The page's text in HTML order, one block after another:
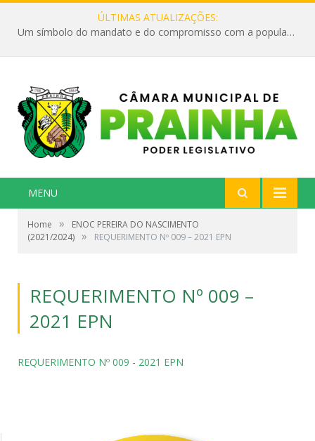
ÚLTIMAS ATUALIZAÇÕES:
Um símbolo do mandato e do compromisso com a população
MENU
Home »
ENOC PEREIRA DO NASCIMENTO
(2021/2024) » REQUERIMENTO Nº 009 – 2021 EPN
REQUERIMENTO Nº 009 –
2021 EPN
REQUERIMENTO Nº 009 - 2021 EPN